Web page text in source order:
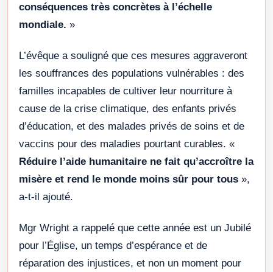
conséquences très concrètes à l’échelle
mondiale. »
L’évêque a souligné que ces mesures aggraveront
les souffrances des populations vulnérables : des
familles incapables de cultiver leur nourriture à
cause de la crise climatique, des enfants privés
d’éducation, et des malades privés de soins et de
vaccins pour des maladies pourtant curables. «
Réduire l’aide humanitaire ne fait qu’accroître la
misère et rend le monde moins sûr pour tous »,
a-t-il ajouté.
Mgr Wright a rappelé que cette année est un Jubilé
pour l’Église, un temps d’espérance et de
réparation des injustices, et non un moment pour